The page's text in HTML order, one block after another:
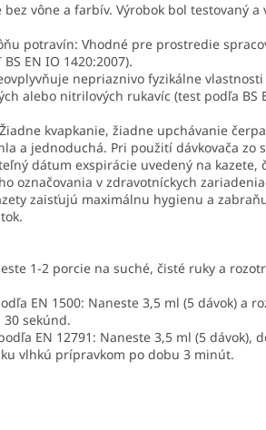
vône a farbív. Výrobok bol testovaný a
potravín: Vhodné pre prostredie
BS EN IO 1420:2007).
nepriaznivo fyzikálne
alebo nitrilových rukavíc (test podľa BS
kvapkanie, žiadne upchávanie
a jednoduchá. Pri použití dávkovača zo
dátum exspirácie uvedený na kazete,
označovania v zdravotníckych
zaisťujú maximálnu hygienu a
1-2 porcie na suché, čisté ruky a
EN 1500: Naneste 3,5 ml (5 dávok) a
sekúnd.
EN 12791: Naneste 3,5 ml (5 dávok),
vlhkú prípravkom po dobu 3 minút.